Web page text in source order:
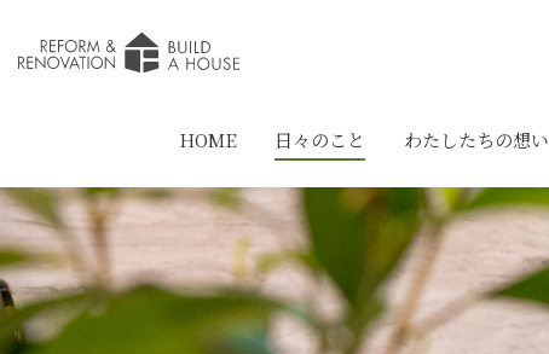
HOME 日々のこと わたしたちの想い